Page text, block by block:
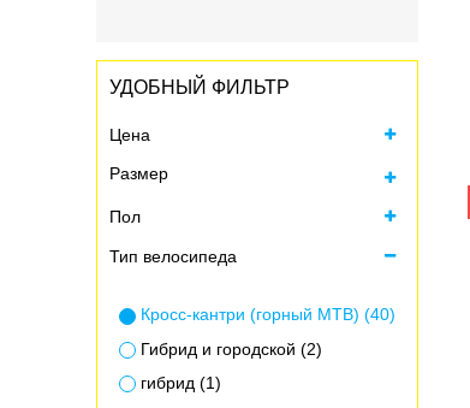
УДОБНЫЙ ФИЛЬТР
Цена
Размер
Все
9-12 лет (3)
S = рост 160-168 (6)
M = рост 168-178 (31)
L = рост 178-185 (29)
Пол
Тип велосипеда
Кросс-кантри (горный MTB) (40)
Гибрид и городской (2)
гибрид (1)